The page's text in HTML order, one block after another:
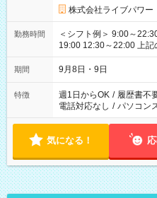
株式会社ライブパワー
勤務時間
＜シフト例＞ 9:00～
19:00 12:30～22:00 上記の時間から好きな時間を選べます！ ※
時間は変更となる可能性
期間 9月8日・9日
特徴 週1日からOK / 履歴書不
電話対応なし / パソコン
気になる！